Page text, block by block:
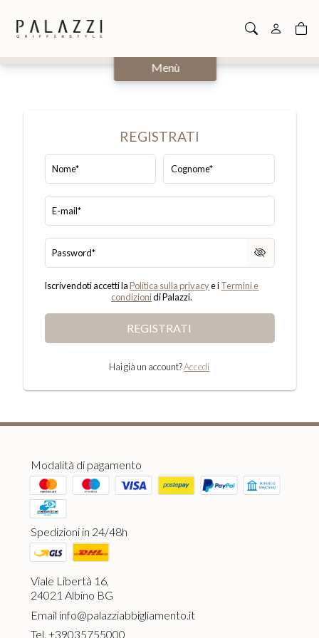
Menù
REGISTRATI
Nome* Cognome*
E-mail*
Password*
Iscrivendoti accetti laPolitica sulla privacye iTermini e
condizionidi Palazzi.
REGISTRATI
Hai già un account?Accedi
Modalità di pagamento
Spedizioni in 24/48h
Viale Libertà 16,
24021 Albino BG
Email info@palazziabbigliamento.it
Tel. +39035755000